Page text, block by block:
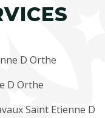
D Orthe
D Orthe
Saint Etienne D